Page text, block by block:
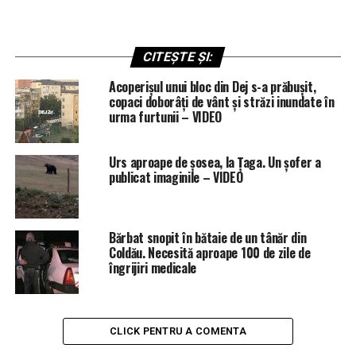
CITEȘTE ȘI:
Acoperișul unui bloc din Dej s-a prăbușit,
copaci doborâți de vânt și străzi inundate în
urma furtunii – VIDEO
Urs aproape de șosea, la Țaga. Un șofer a
publicat imaginile – VIDEO
Bărbat snopit în bătaie de un tânăr din
Coldău. Necesită aproape 100 de zile de
îngrijiri medicale
CLICK PENTRU A COMENTA